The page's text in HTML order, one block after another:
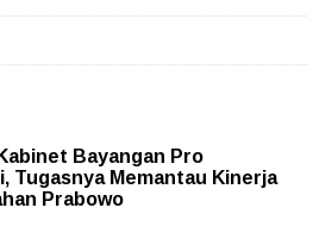
Bayangan Pro
Tugasnya Memantau Kinerja
Prabowo